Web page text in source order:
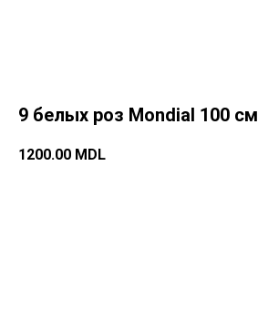
9 белых роз Mondial 100 см
1200.00 MDL